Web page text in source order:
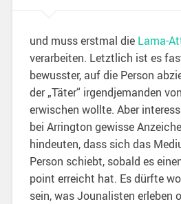
und muss erstmal die Lama-
verarbeiten. Letztlich ist es
bewusster, auf die Person
der „Täter“ irgendjemanden
erwischen wollte. Aber
bei Arrington gewisse
hindeuten, dass sich das
Person schiebt, sobald es
point erreicht hat. Es dürfte
sein, was Jounalisten erleben